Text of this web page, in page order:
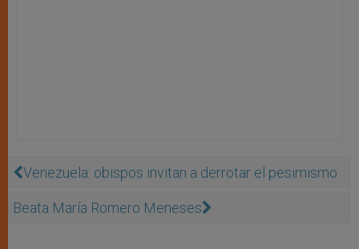
Venezuela: obispos invitan a derrotar el pesimismo
Beata María Romero Meneses